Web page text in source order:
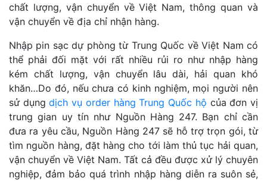
chất lượng, vận chuyển về Việt Nam, thông quan và
vận chuyển về địa chỉ nhận hàng.
Nhập pin sạc dự phòng từ Trung Quốc về Việt Nam có
thể phải đối mặt với rất nhiều rủi ro như nhập hàng
kém chất lượng, vận chuyển lâu dài, hải quan khó
khăn…Do đó, nếu chưa có kinh nghiệm, mọi người nên
sử dụngdịch vụ order hàng Trung Quốc hộ của đơn vị
trung gian uy tín như Nguồn Hàng 247. Bạn chỉ cần
đưa ra yêu cầu, Nguồn Hàng 247 sẽ hỗ trợ trọn gói, từ
tìm nguồn hàng, đặt hàng cho tới làm thủ tục hải quan,
vận chuyển về Việt Nam. Tất cả đều được xử lý chuyên
nghiệp, đảm bảo quá trình nhập hàng diễn ra suôn sẻ,